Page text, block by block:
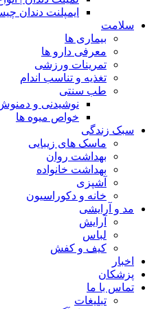
ایمپلنت دندان
سلامت
بیماری ها
معرفی دارو ها
تمرینات ورزشی
تغذیه و تناسب اندام
طب سنتی
نوشیدنی و
خواص میوه ها
سبک زندگی
ماسک های زیبایی
بهداشت روان
بهداشت خانواده
آشپزی
خانه و دکوراسیون
مد و آرایشی
آرایش
لباس
کیف و کفش
اخبار
پزشکان
تماس با ما
تبلیغات